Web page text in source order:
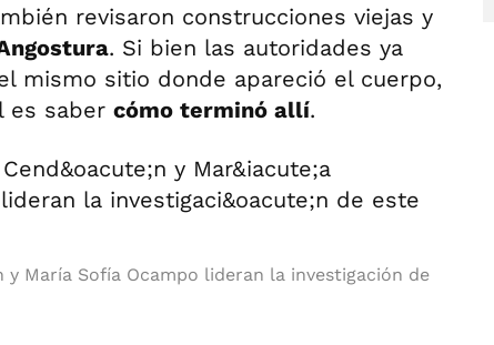
revisaron construcciones viejas y
. Si bien las autoridades ya
mismo sitio donde apareció el cuerpo,
es saber cómo terminó allí.
y María Sofía Ocampo lideran la investigación de